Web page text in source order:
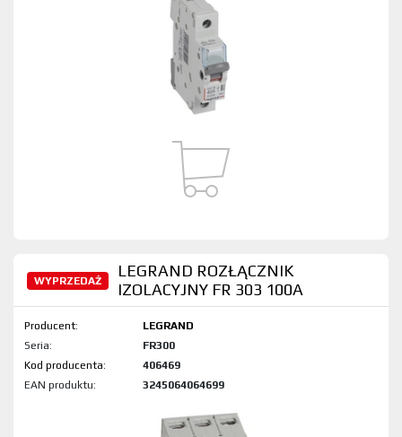
WYPRZEDAŻ
LEGRAND ROZŁĄCZNIK
IZOLACYJNY FR 303 100A
Producent:
LEGRAND
Seria:
FR300
Kod produktu:
406469
EAN produktu:
3245064064699